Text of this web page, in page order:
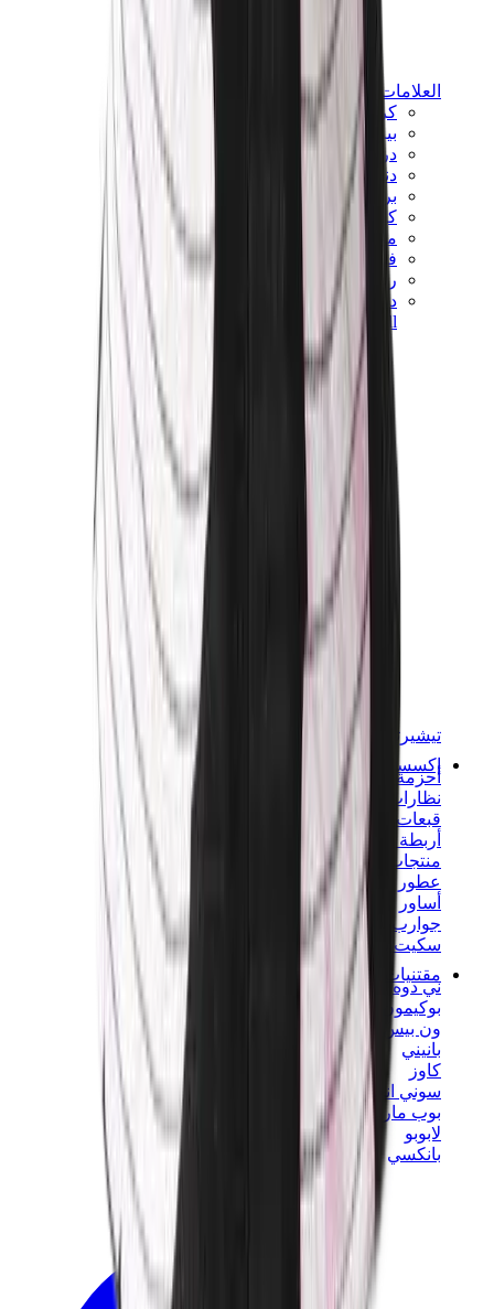
العلامات
كروم هارتس
بيرث أوف رويال تشايلد
درول دو مونسيور
دنيم تيرز
بروكن بلانت
كيث
ملابس ترافيس سكوت
فير أوف غاد × إيسنشالز
ريبرزنت
درو
View All العلامات
تيشيرتات
إكسسوارات
أحزمة
نظارات شمسية
قبعات وكاب
أربطة الأحذية
منتجات العناية بالسنيكرز
عطور
أساور
جوارب
سكيت بورد
مقتنيات
ني دوه
بوكيمون
ون بيس
بانيني
كاوز
سوني انجل
بوب مارت
لابوبو
بانكسي